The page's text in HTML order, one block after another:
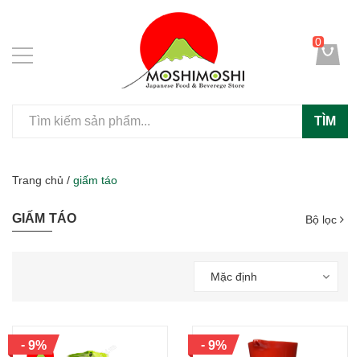
TÌM
0
Trang chủ / giấm táo
GIẤM TÁO Bộ lọc
Mặc định
- 9% - 9%